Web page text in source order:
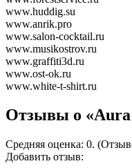
www.huddig.su
www.anrik.pro
www.salon-cocktail.ru
www.musikostrov.ru
www.graffiti3d.ru
www.ost-ok.ru
www.white-t-shirt.ru
Отзывы о «Aura
Средняя оценка: 0.
Добавить отзыв: